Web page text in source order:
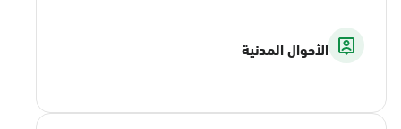
الأحوال المدنية